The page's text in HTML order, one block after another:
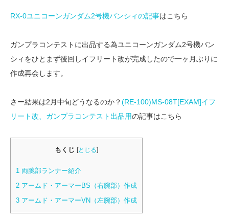
RX-0ユニコーンガンダム2号機バンシィの記事はこちら
ガンプラコンテストに出品する為ユニコーンガンダム2号機バン
シィをひとまず後回しイフリート改が完成したので一ヶ月ぶりに
作成再会します。
さー結果は2月中旬どうなるのか？(RE-100)MS-08T[EXAM]イフ
リート改、ガンプラコンテスト出品用の記事はこちら
もくじ [とじる]
1 両腕部ランナー紹介
2 アームド・アーマーBS（右腕部）作成
3 アームド・アーマーVN（左腕部）作成